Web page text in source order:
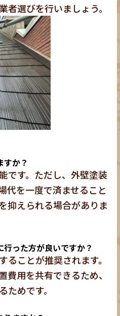
者選びを行いましょう。
か？
です。ただし、外壁塗装
代を一度で済ませること
抑えられる場合がありま
った方が良いですか？
ることが推奨されます。
費用を共有できるため、
ためです。